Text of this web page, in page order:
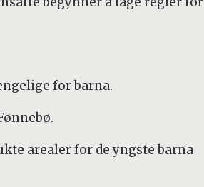
for barna.
arealer for de yngste barna